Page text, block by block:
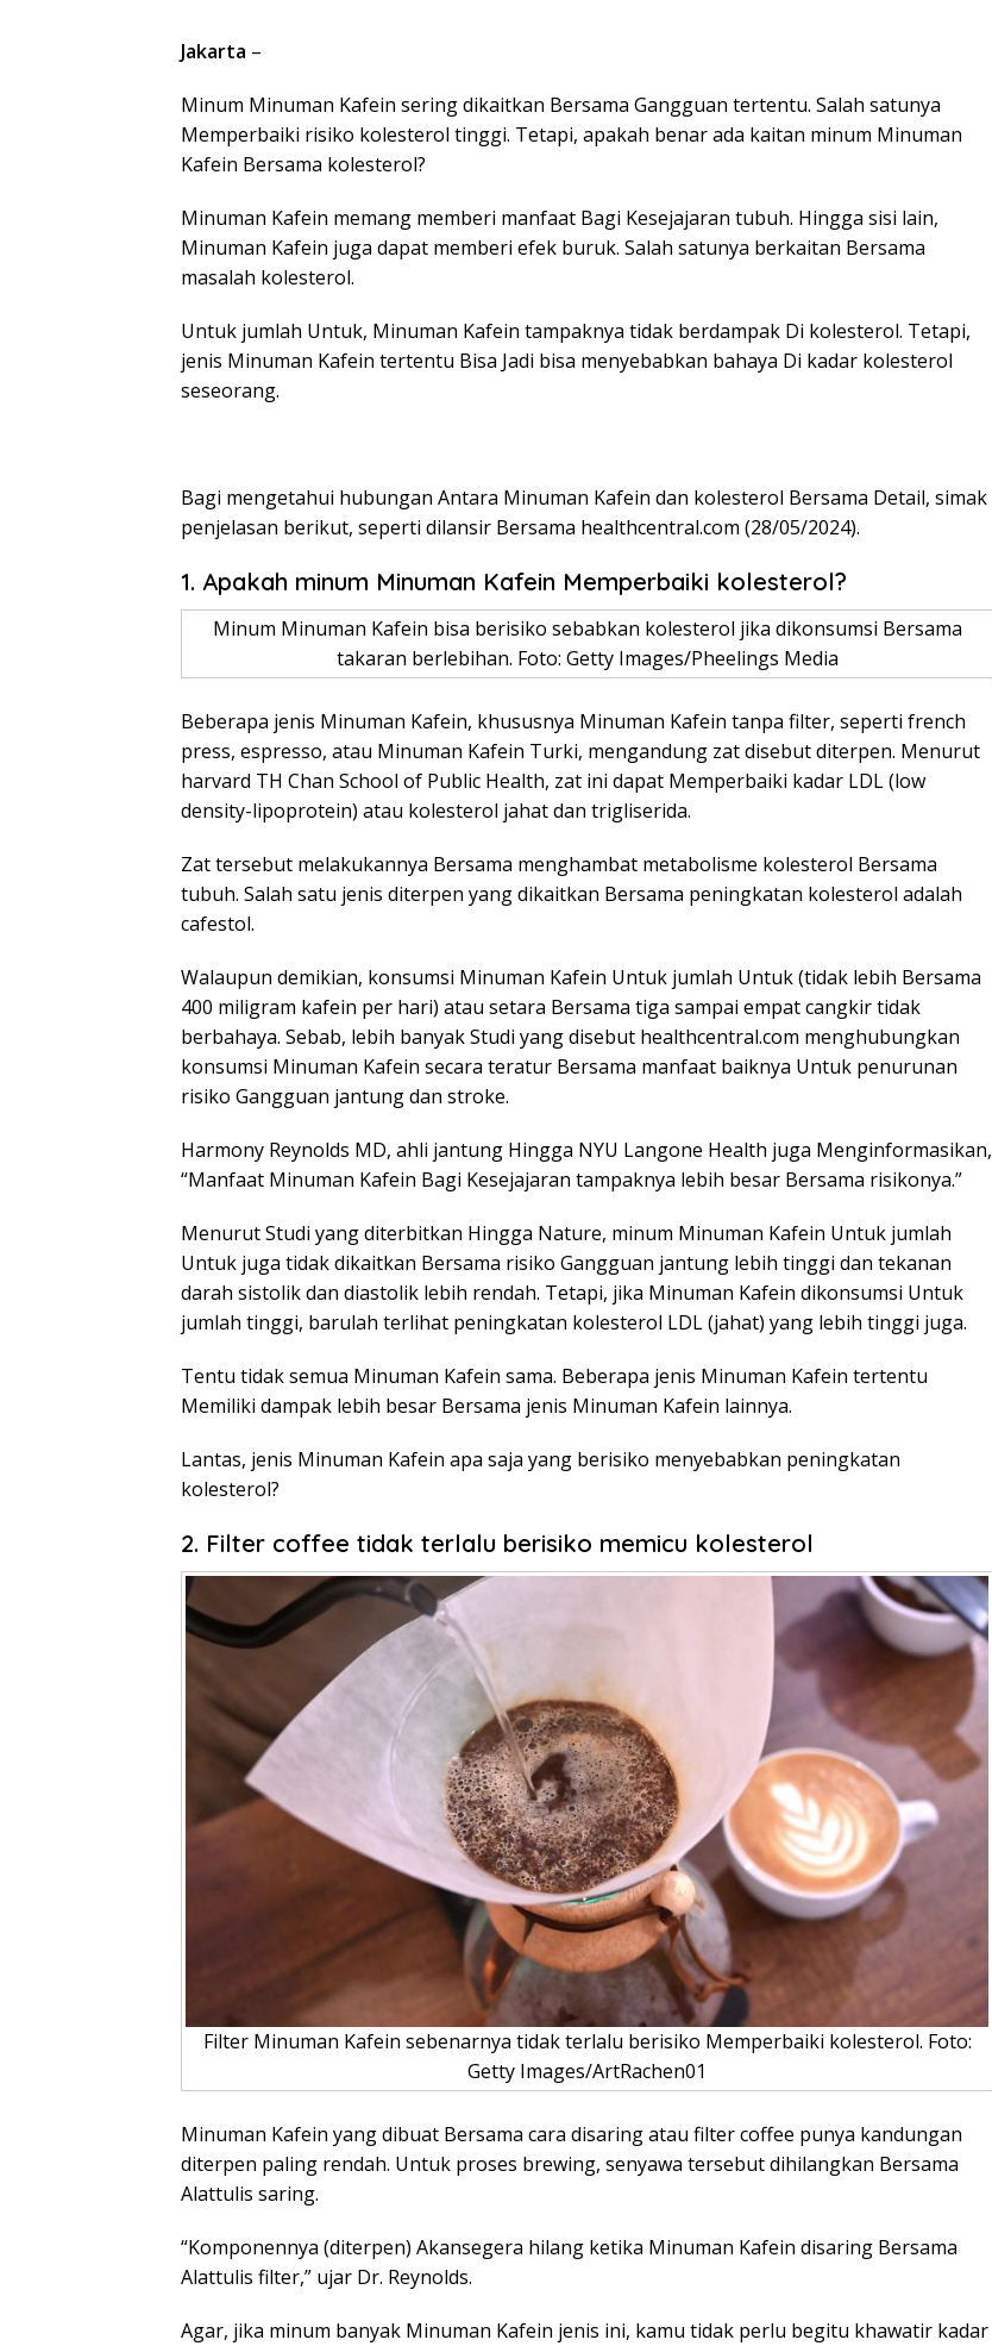
Jakarta –
Minum Minuman Kafein sering dikaitkan Bersama Gangguan tertentu. Salah satunya
Memperbaiki risiko kolesterol tinggi. Tetapi, apakah benar ada kaitan minum Minuman
Kafein Bersama kolesterol?
Minuman Kafein memang memberi manfaat Bagi Kesejajaran tubuh. Hingga sisi lain,
Minuman Kafein juga dapat memberi efek buruk. Salah satunya berkaitan Bersama
masalah kolesterol.
Untuk jumlah Untuk, Minuman Kafein tampaknya tidak berdampak Di kolesterol. Tetapi,
jenis Minuman Kafein tertentu Bisa Jadi bisa menyebabkan bahaya Di kadar kolesterol
seseorang.
Bagi mengetahui hubungan Antara Minuman Kafein dan kolesterol Bersama Detail, simak
penjelasan berikut, seperti dilansir Bersama healthcentral.com (28/05/2024).
1. Apakah minum Minuman Kafein Memperbaiki kolesterol?
Minum Minuman Kafein bisa berisiko sebabkan kolesterol jika dikonsumsi Bersama
takaran berlebihan. Foto: Getty Images/Pheelings Media
Beberapa jenis Minuman Kafein, khususnya Minuman Kafein tanpa filter, seperti french
press, espresso, atau Minuman Kafein Turki, mengandung zat disebut diterpen. Menurut
harvard TH Chan School of Public Health, zat ini dapat Memperbaiki kadar LDL (low
density-lipoprotein) atau kolesterol jahat dan trigliserida.
Zat tersebut melakukannya Bersama menghambat metabolisme kolesterol Bersama
tubuh. Salah satu jenis diterpen yang dikaitkan Bersama peningkatan kolesterol adalah
cafestol.
Walaupun demikian, konsumsi Minuman Kafein Untuk jumlah Untuk (tidak lebih Bersama
400 miligram kafein per hari) atau setara Bersama tiga sampai empat cangkir tidak
berbahaya. Sebab, lebih banyak Studi yang disebut healthcentral.com menghubungkan
konsumsi Minuman Kafein secara teratur Bersama manfaat baiknya Untuk penurunan
risiko Gangguan jantung dan stroke.
Harmony Reynolds MD, ahli jantung Hingga NYU Langone Health juga Menginformasikan,
“Manfaat Minuman Kafein Bagi Kesejajaran tampaknya lebih besar Bersama risikonya.”
Menurut Studi yang diterbitkan Hingga Nature, minum Minuman Kafein Untuk jumlah
Untuk juga tidak dikaitkan Bersama risiko Gangguan jantung lebih tinggi dan tekanan
darah sistolik dan diastolik lebih rendah. Tetapi, jika Minuman Kafein dikonsumsi Untuk
jumlah tinggi, barulah terlihat peningkatan kolesterol LDL (jahat) yang lebih tinggi juga.
Tentu tidak semua Minuman Kafein sama. Beberapa jenis Minuman Kafein tertentu
Memiliki dampak lebih besar Bersama jenis Minuman Kafein lainnya.
Lantas, jenis Minuman Kafein apa saja yang berisiko menyebabkan peningkatan
kolesterol?
2. Filter coffee tidak terlalu berisiko memicu kolesterol
Filter Minuman Kafein sebenarnya tidak terlalu berisiko Memperbaiki kolesterol. Foto:
Getty Images/ArtRachen01
Minuman Kafein yang dibuat Bersama cara disaring atau filter coffee punya kandungan
diterpen paling rendah. Untuk proses brewing, senyawa tersebut dihilangkan Bersama
Alattulis saring.
“Komponennya (diterpen) Akansegera hilang ketika Minuman Kafein disaring Bersama
Alattulis filter,” ujar Dr. Reynolds.
Agar, jika minum banyak Minuman Kafein jenis ini, kamu tidak perlu begitu khawatir kadar